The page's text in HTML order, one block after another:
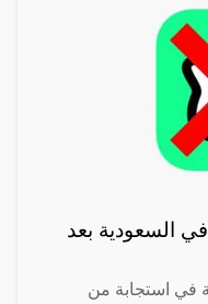
السعودية بعد
في استجابة من